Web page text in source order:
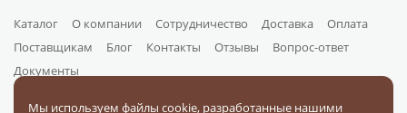
Каталог О компании Сотрудничество Доставка
Оплата
Поставщикам
Блог Контакты Отзывы
Вопрос-ответ
Документы
Мы используем файлы cookie, разработанные нашими